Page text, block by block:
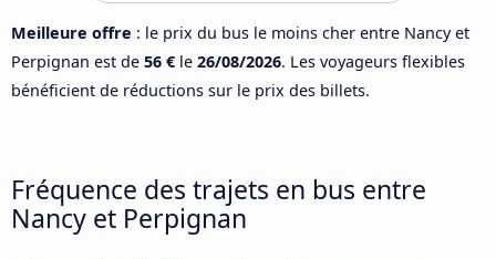
Meilleure offre : le prix du bus le moins cher entre Nancy et
Perpignan est de 56 € le 26/08/2026. Les voyageurs flexibles
bénéficient de réductions sur le prix des billets.
Fréquence des trajets en bus entre
Nancy et Perpignan